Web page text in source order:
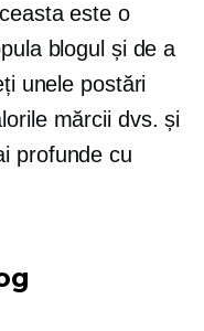
este o
blogul și de a
unele postări
mărcii dvs. și
profunde cu